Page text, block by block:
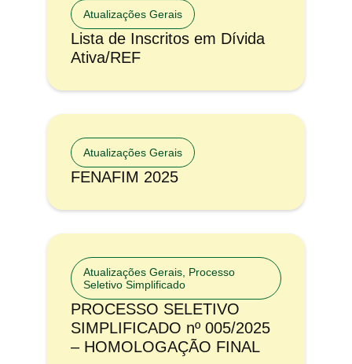
Atualizações Gerais
Lista de Inscritos em Dívida
Ativa/REF
Atualizações Gerais
FENAFIM 2025
Atualizações Gerais Processo
Seletivo Simplificado
PROCESSO SELETIVO
SIMPLIFICADO nº 005/2025
– HOMOLOGAÇÃO FINAL